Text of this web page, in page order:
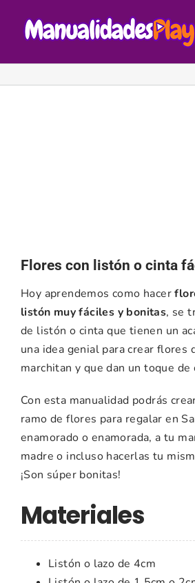
contenido
Flores con listón o cinta
Hoy aprendemos como hacer
listón muy fáciles y bonitas, se
de listón o cinta que tienen un
una idea genial para crear flores
marchitan y que dan un toque
Con esta manualidad podrás
ramo de flores para regalar en
enamorado o enamorada, a tu
madre o incluso hacerlas tu
¡Son súper bonitas!
Materiales
Listón o lazo de 4cm